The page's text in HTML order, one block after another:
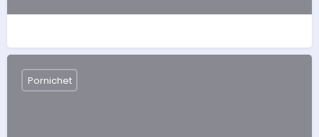
Pornichet